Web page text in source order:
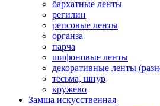
бархатные ленты
регилин
репсовые ленты
органза
парча
шифоновые ленты
декоративные ленты
тесьма, шнур
кружево
Замша искусственная